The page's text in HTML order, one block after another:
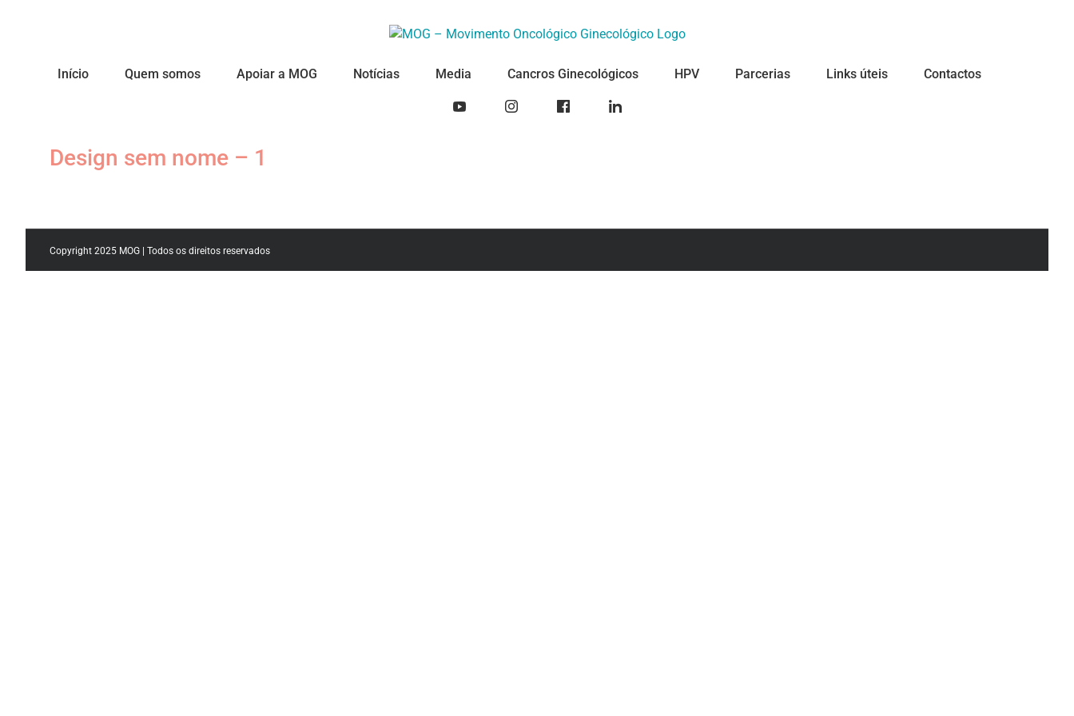
Início Quem somos Apoiar a MOG Notícias Media Cancros Ginecológicos HPV Parcerias Links úteis Contactos
Design sem nome – 1
Copyright 2025 MOG | Todos os direitos reservados